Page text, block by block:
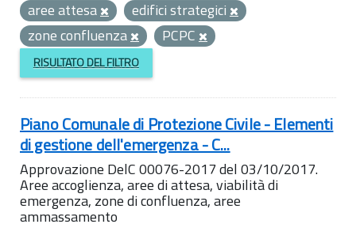
aree attesa
edifici strategici
zone confluenza
PCPC
RISULTATO DEL FILTRO
Piano Comunale di Protezione Civile - Elementi
di gestione dell'emergenza - C...
Approvazione DelC 00076-2017 del 03/10/2017.
Aree accoglienza, aree di attesa, viabilità di
emergenza, zone di confluenza, aree
ammassamento